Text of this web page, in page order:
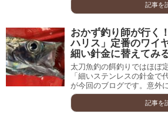
記事を
おかず釣り師が行く
ハリス」定番のワイ
細い針金に替えてみ
太刀魚釣の餌釣りではほぼ
「細いステンレスの針金で
が今回のブログです。意外
記事を